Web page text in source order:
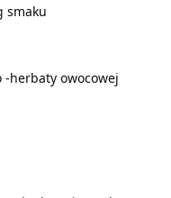
smaku
herbaty owocowej